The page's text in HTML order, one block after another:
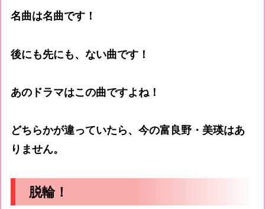
名曲は名曲です！
後にも先にも、ない曲です！
あのドラマはこの曲ですよね！
どちらかが違っていたら、今の富良野・美瑛はあ
りません。
脱輪！